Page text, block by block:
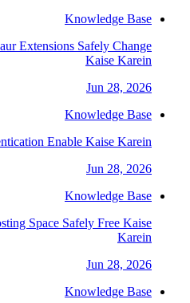
Knowledge Base
Extensions Safely Change
Kaise Karein
Jun 28, 2026
Knowledge Base
Enable Kaise Karein
Jun 28, 2026
Knowledge Base
Space Safely Free Kaise
Karein
Jun 28, 2026
Knowledge Base